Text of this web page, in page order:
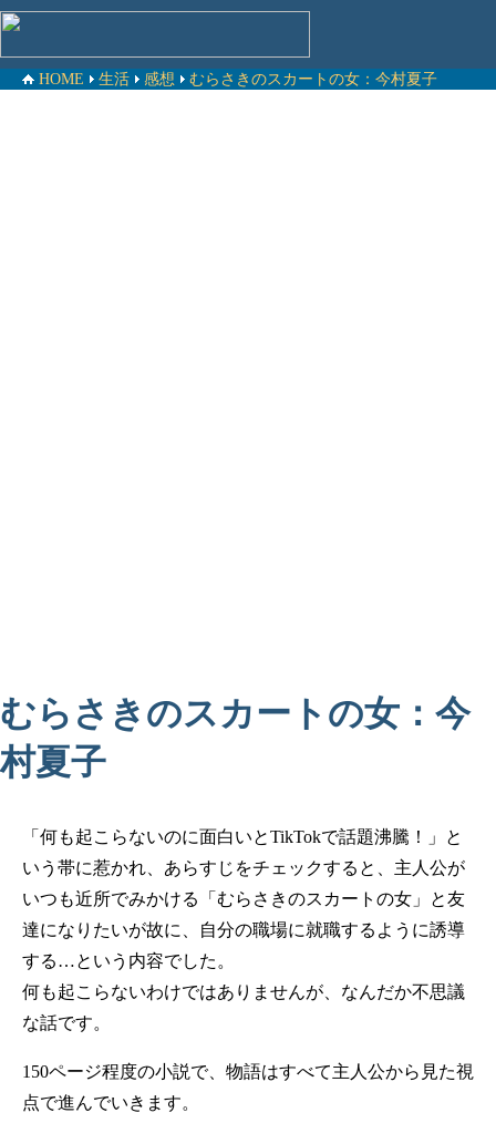
HOME 生活 感想 むらさきのスカートの女：今村夏子
むらさきのスカートの女：今
村夏子
「何も起こらないのに面白いとTikTokで話題沸騰！」と
いう帯に惹かれ、あらすじをチェックすると、主人公が
いつも近所でみかける「むらさきのスカートの女」と友
達になりたいが故に、自分の職場に就職するように誘導
する…という内容でした。
何も起こらないわけではありませんが、なんだか不思議
な話です。
150ページ程度の小説で、物語はすべて主人公から見た視
点で進んでいきます。